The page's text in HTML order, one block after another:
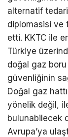
alternatif
diplomasisi ve
etti. KKTC ile
Türkiye
doğal gaz
güvenliğinin
Doğal gaz
yönelik değil,
bulunabilecek
Avrupa’ya